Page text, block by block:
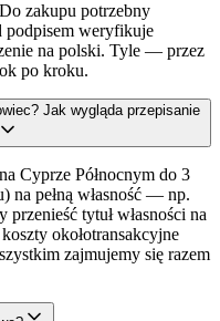
zakupu potrzebny
podpisem weryfikuje
na polski. Tyle — przez
po kroku.
Jak wygląda przepisanie
Cyprze Północnym do 3
na pełną własność — np.
tytuł własności na
okołotransakcyjne
zajmujemy się razem